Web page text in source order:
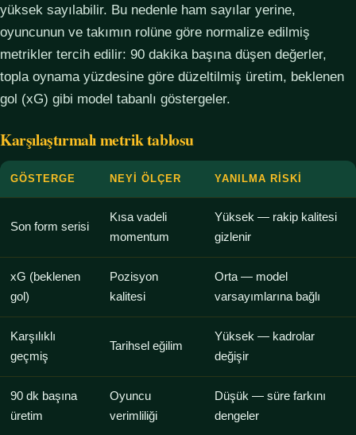
yüksek sayılabilir. Bu nedenle ham sayılar yerine,
oyuncunun ve takımın rolüne göre normalize edilmiş
metrikler tercih edilir: 90 dakika başına düşen değerler,
topla oynama yüzdesine göre düzeltilmiş üretim, beklenen
gol (xG) gibi model tabanlı göstergeler.
Karşılaştırmalı metrik tablosu
GÖSTERGE NEYI ÖLÇER YANILMA RISKI
Son form serisi
Kısa vadeli
momentum
Yüksek — rakip kalitesi
gizlenir
xG (beklenen
gol)
Pozisyon
kalitesi
Orta — model
varsayımlarına bağlı
Karşılıklı
geçmiş
Tarihsel eğilim
Yüksek — kadrolar
değişir
90 dk başına
üretim
Oyuncu
verimliliği
Düşük — süre farkını
dengeler